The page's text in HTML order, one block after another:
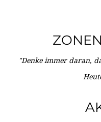
"Denke immer daran,